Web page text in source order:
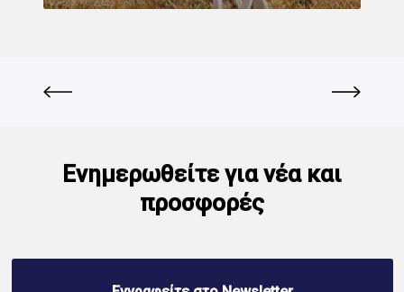
Ενημερωθείτε για νέα και
προσφορές